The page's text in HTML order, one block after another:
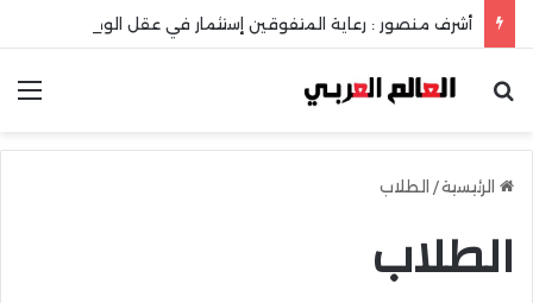
بحث عن
الرئيسية/ الطلاب
الطلاب